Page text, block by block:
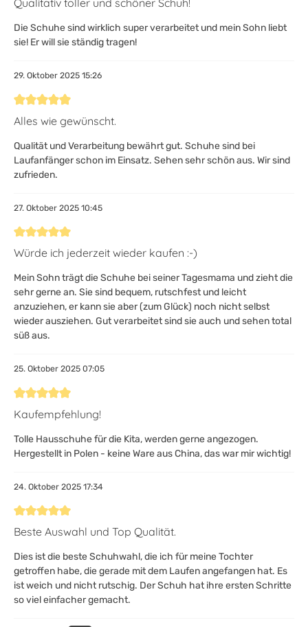
Qualitativ toller und schöner Schuh!
Die Schuhe sind wirklich super verarbeitet und mein Sohn liebt
sie! Er will sie ständig tragen!
29. Oktober 2025 15:26
Bewertung mit 5 von 5 Sternen
Alles wie gewünscht.
Qualität und Verarbeitung bewährt gut. Schuhe sind bei
Laufanfänger schon im Einsatz. Sehen sehr schön aus. Wir sind
zufrieden.
27. Oktober 2025 10:45
Bewertung mit 5 von 5 Sternen
Würde ich jederzeit wieder kaufen :-)
Mein Sohn trägt die Schuhe bei seiner Tagesmama und zieht die
sehr gerne an. Sie sind bequem, rutschfest und leicht
anzuziehen, er kann sie aber (zum Glück) noch nicht selbst
wieder ausziehen. Gut verarbeitet sind sie auch und sehen total
süß aus.
25. Oktober 2025 07:05
Bewertung mit 5 von 5 Sternen
Kaufempfehlung!
Tolle Hausschuhe für die Kita, werden gerne angezogen.
Hergestellt in Polen - keine Ware aus China, das war mir wichtig!
24. Oktober 2025 17:34
Bewertung mit 5 von 5 Sternen
Beste Auswahl und Top Qualität.
Dies ist die beste Schuhwahl, die ich für meine Tochter
getroffen habe, die gerade mit dem Laufen angefangen hat. Es
ist weich und nicht rutschig. Der Schuh hat ihre ersten Schritte
so viel einfacher gemacht.